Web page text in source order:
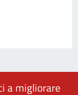
a migliorare